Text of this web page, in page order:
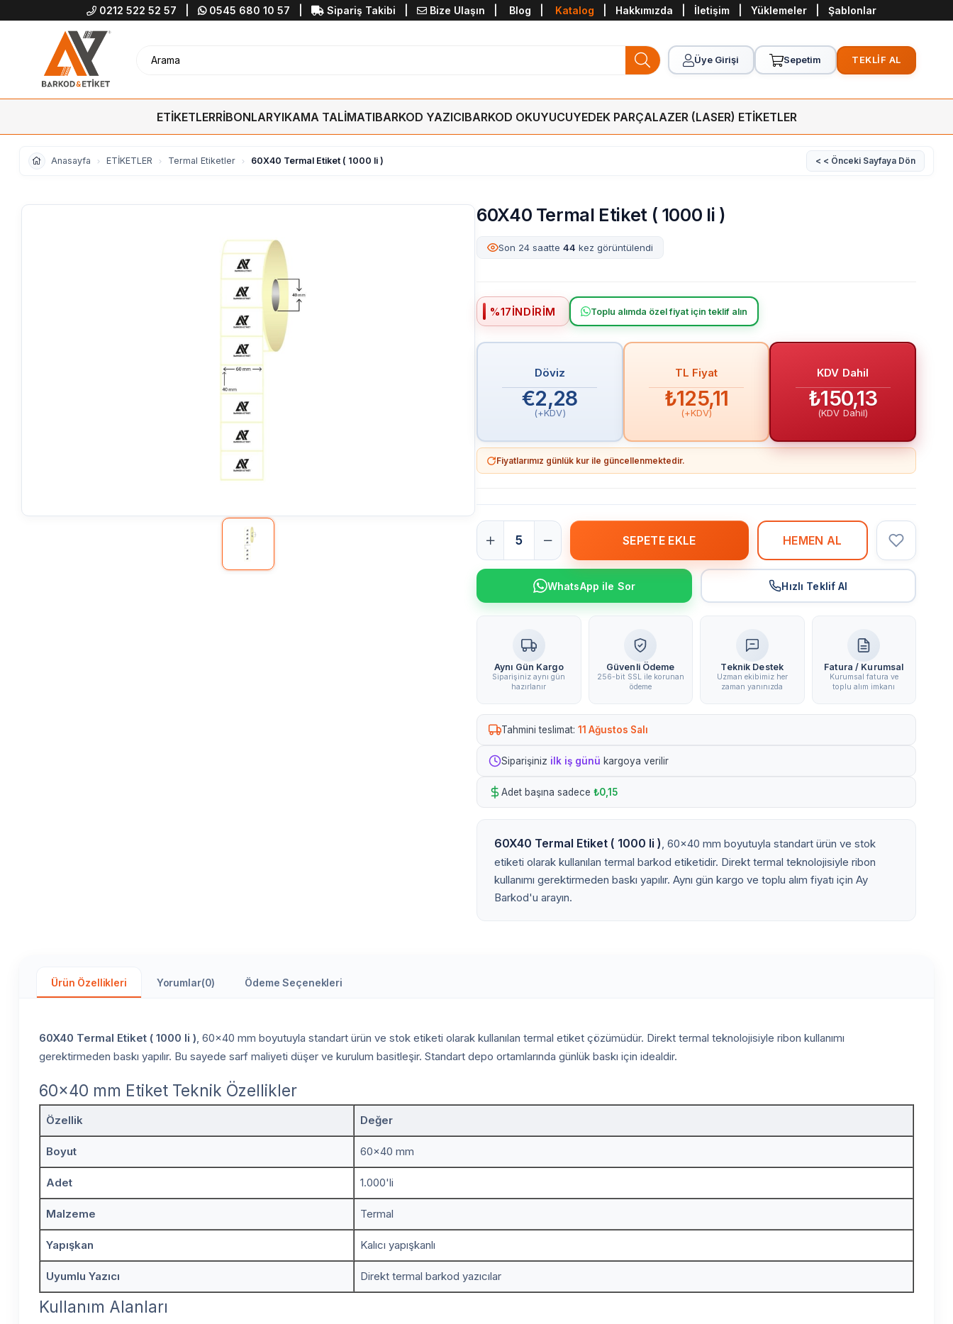
0212 522 52 57 0545 680 10 57 Sipariş Takibi Bize Ulaşın Blog Katalog Hakkımızda İletişim Yüklemeler Şablonlar
Üye Girişi Sepetim TEKLİF AL
ETİKETLERRİBONLARYIKAMA TALİMATIBARKOD YAZICIBARKOD OKUYUCUYEDEK PARÇALAZER (LASER) ETİKETLER
Anasayfa ETİKETLER Termal Etiketler 60X40 Termal Etiket ( 1000 li ) < < Önceki Sayfaya Dön
60X40 Termal Etiket ( 1000 li )
Son 24 saatte 44 kez görüntülendi
%17İNDIRIM Toplu alımda özel fiyat için teklif alın
Döviz
€2,28
(+KDV)
TL Fiyat
₺125,11
(+KDV)
KDV Dahil
₺150,13
(KDV Dahil)
Fiyatlarımız günlük kur ile güncellenmektedir.
WhatsApp ile Sor Hızlı Teklif Al
Aynı Gün Kargo
Siparişiniz aynı gün
hazırlanır
Güvenli Ödeme
256-bit SSL ile korunan
ödeme
Teknik Destek
Uzman ekibimiz her
zaman yanınızda
Fatura / Kurumsal
Kurumsal fatura ve
toplu alım imkanı
Tahmini teslimat: 11 Ağustos Salı
Siparişiniz ilk iş günü kargoya verilir
Adet başına sadece ₺0,15
60X40 Termal Etiket ( 1000 li ), 60x40 mm boyutuyla standart ürün ve stok
etiketi olarak kullanılan termal barkod etiketidir. Direkt termal teknolojisiyle ribon
kullanımı gerektirmeden baskı yapılır. Aynı gün kargo ve toplu alım fiyatı için Ay
Barkod'u arayın.
Ürün Özellikleri Yorumlar(0) Ödeme Seçenekleri
60X40 Termal Etiket ( 1000 li ), 60x40 mm boyutuyla standart ürün ve stok etiketi olarak kullanılan termal etiket çözümüdür. Direkt termal teknolojisiyle ribon kullanımı
gerektirmeden baskı yapılır. Bu sayede sarf maliyeti düşer ve kurulum basitleşir. Standart depo ortamlarında günlük baskı için idealdir.
60x40 mm Etiket Teknik Özellikler
Özellik Değer
Boyut 60x40 mm
Adet 1.000'li
Malzeme Termal
Yapışkan Kalıcı yapışkanlı
Uyumlu Yazıcı Direkt termal barkod yazıcılar
Kullanım Alanları